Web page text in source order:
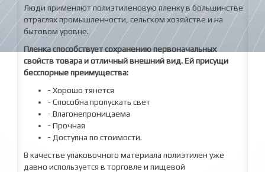
Люди применяют полиэтиленовую пленку в большинстве
отраслях промышленности, сельском хозяйстве и на
бытовом уровне.
Пленка способствует сохранению первоначальных
свойств товара и отличный внешний вид. Ей присущи
бесспорные преимущества:
- Хорошо тянется
- Способна пропускать свет
- Влагонепроницаема
- Прочная
- Доступна по стоимости.
В качестве упаковочного материала полиэтилен уже
давно используется в торговле и пищевой